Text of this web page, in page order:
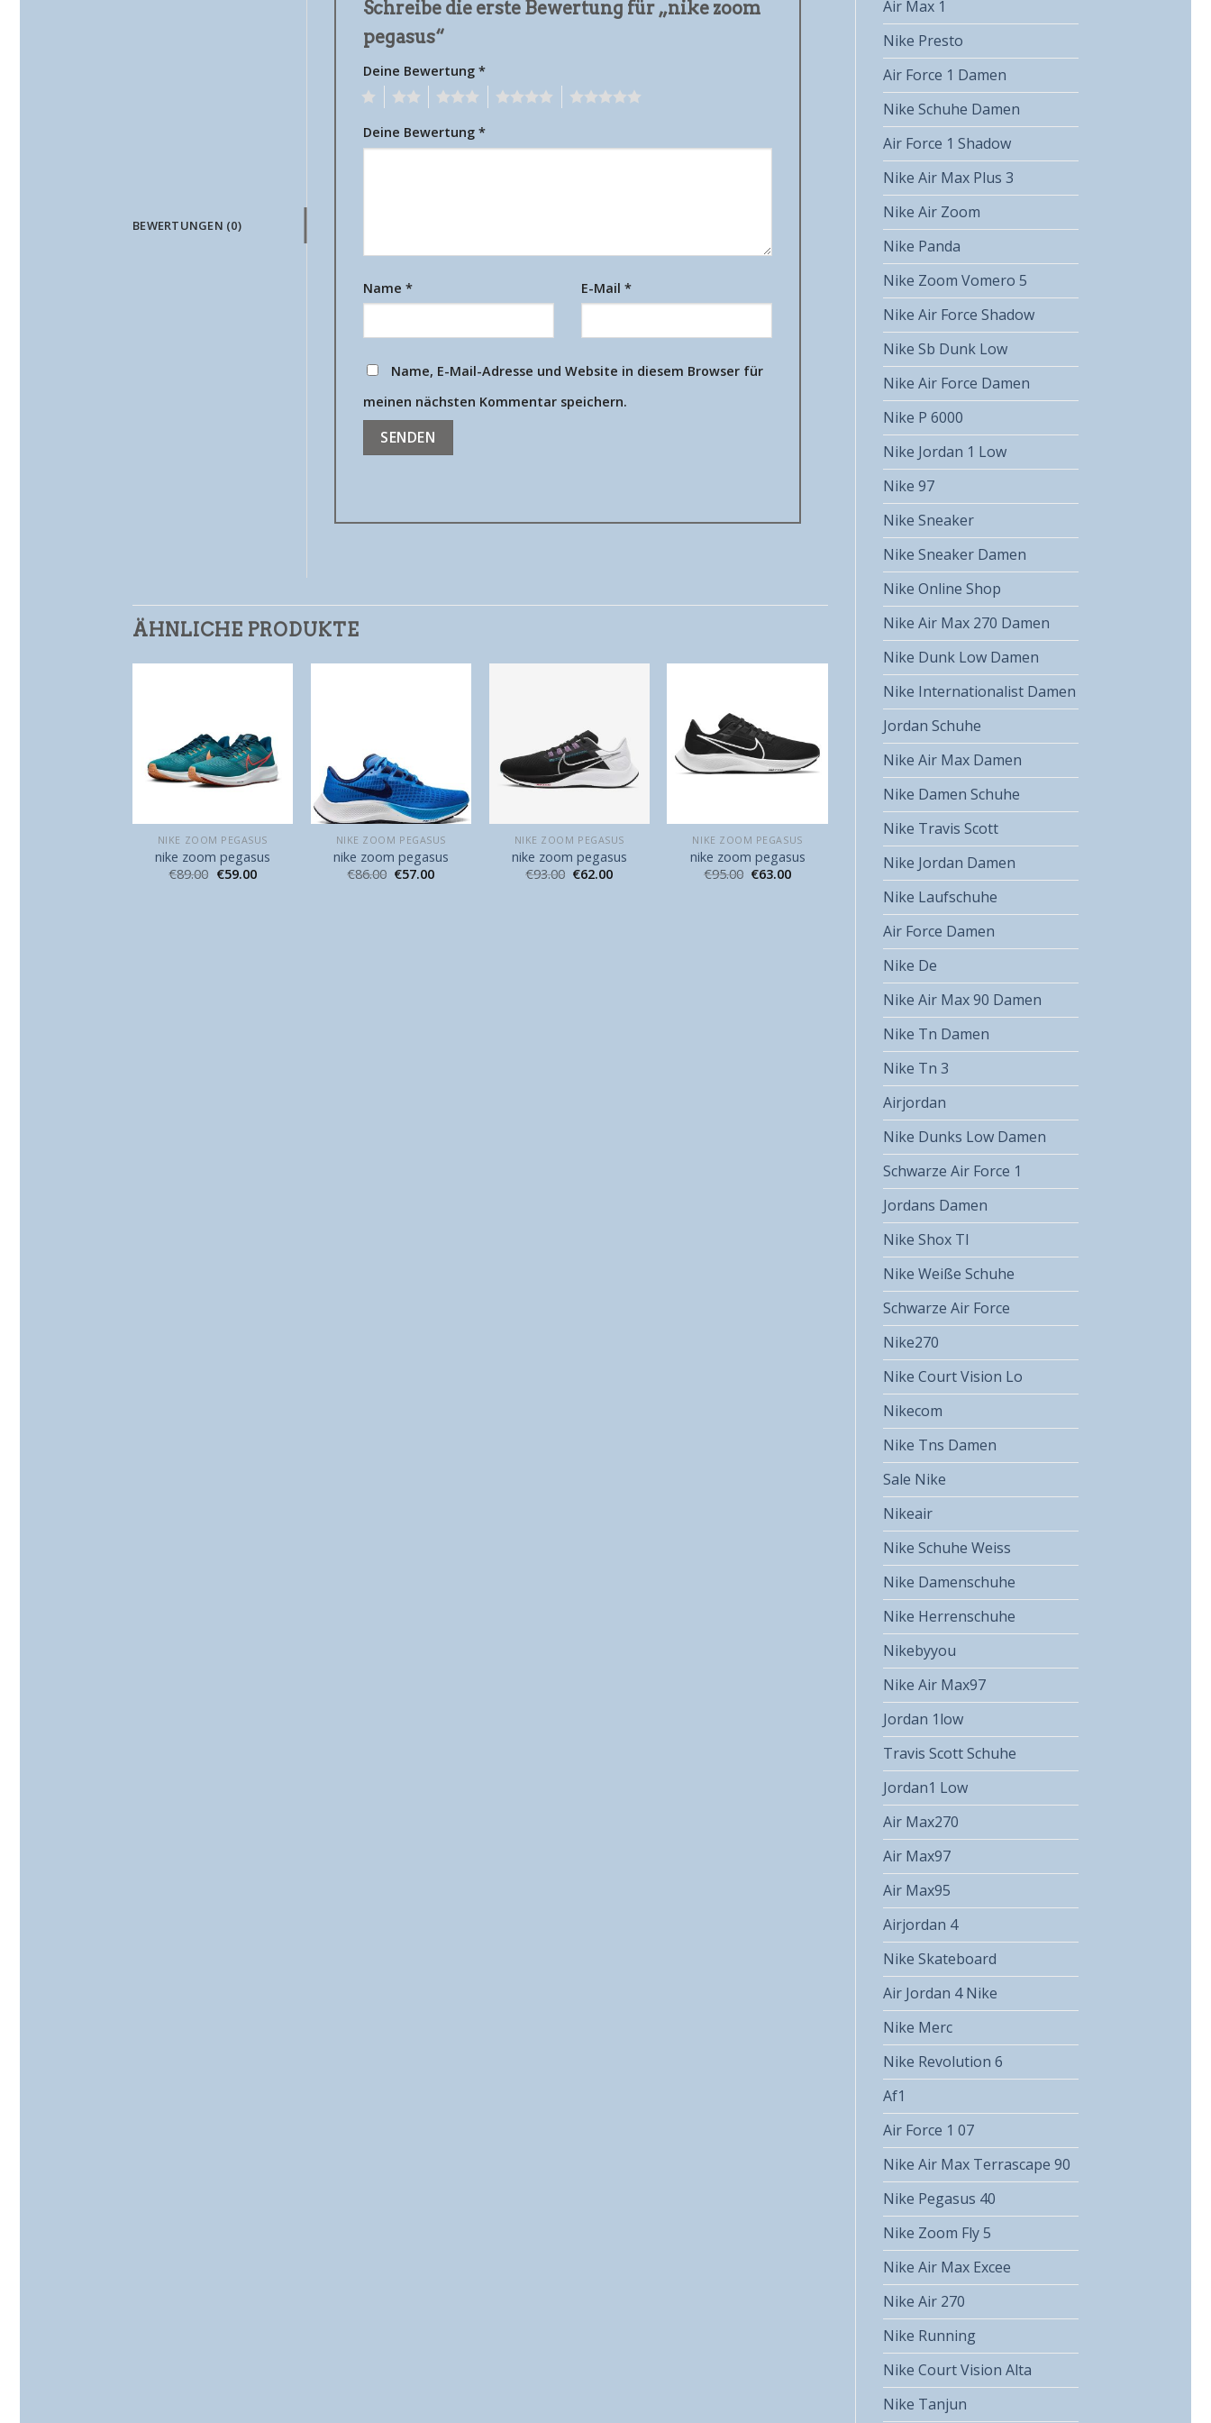
Air Max 1
Nike Presto
Air Force 1 Damen
Nike Schuhe Damen
Air Force 1 Shadow
Nike Air Max Plus 3
Nike Air Zoom
Nike Panda
Nike Zoom Vomero 5
Nike Air Force Shadow
Nike Sb Dunk Low
Nike Air Force Damen
Nike P 6000
Nike Jordan 1 Low
Nike 97
Nike Sneaker
Nike Sneaker Damen
Nike Online Shop
Nike Air Max 270 Damen
Nike Dunk Low Damen
Nike Internationalist Damen
Jordan Schuhe
Nike Air Max Damen
Nike Damen Schuhe
Nike Travis Scott
Nike Jordan Damen
Nike Laufschuhe
Air Force Damen
Nike De
Nike Air Max 90 Damen
Nike Tn Damen
Nike Tn 3
Airjordan
Nike Dunks Low Damen
Schwarze Air Force 1
Jordans Damen
Nike Shox Tl
Nike Weiße Schuhe
Schwarze Air Force
Nike270
Nike Court Vision Lo
Nikecom
Nike Tns Damen
Sale Nike
Nikeair
Nike Schuhe Weiss
Nike Damenschuhe
Nike Herrenschuhe
Nikebyyou
Nike Air Max97
Jordan 1low
Travis Scott Schuhe
Jordan1 Low
Air Max270
Air Max97
Air Max95
Airjordan 4
Nike Skateboard
Air Jordan 4 Nike
Nike Merc
Nike Revolution 6
Af1
Air Force 1 07
Nike Air Max Terrascape 90
Nike Pegasus 40
Nike Zoom Fly 5
Nike Air Max Excee
Nike Air 270
Nike Running
Nike Court Vision Alta
Nike Tanjun
BEWERTUNGEN (0)
Schreibe die erste Bewertung für „nike zoom
pegasus“
Deine Bewertung *
Deine Bewertung *
Name * E-Mail *
Name, E-Mail-Adresse und Website in diesem Browser für
meinen nächsten Kommentar speichern.
ÄHNLICHE PRODUKTE
NIKE ZOOM PEGASUS
nike zoom pegasus
€89.00 €59.00
NIKE ZOOM PEGASUS
nike zoom pegasus
€86.00 €57.00
NIKE ZOOM PEGASUS
nike zoom pegasus
€93.00 €62.00
NIKE ZOOM PEGASUS
nike zoom pegasus
€95.00 €63.00